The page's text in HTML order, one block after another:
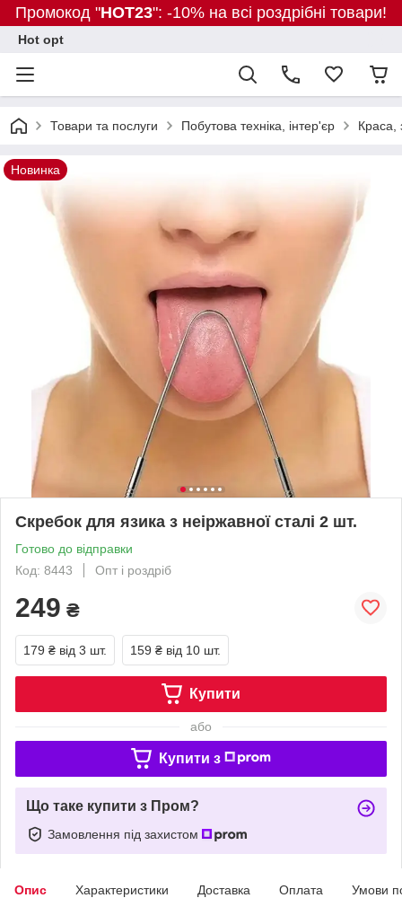
Промокод "HOT23": -10% на всі роздрібні товари!
Hot opt
Товари та послуги Побутова техніка, інтер'єр Краса,
Новинка
Скребок для язика з неіржавної сталі 2 шт.
Готово до відправки
Код: 8443
Опт і роздріб
249 ₴
179 ₴ від 3 шт. 159 ₴ від 10 шт.
Купити
або
Купити з
Що таке купити з Пром?
Замовлення під захистом
Опис Характеристики Доставка Оплата Умови